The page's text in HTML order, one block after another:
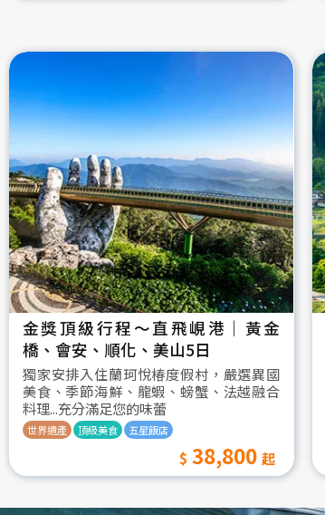
金獎頂級行程～直飛峴港｜黃金
橋、會安、順化、美山5日
獨家安排入住蘭珂悅椿度假村，嚴選異國
美食、季節海鮮、龍蝦、螃蟹、法越融合
料理...充分滿足您的味蕾
世界遺產 頂級美食 五星飯店
38,800